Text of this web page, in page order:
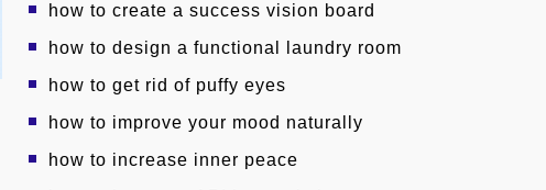
how to create a success vision board
how to design a functional laundry room
how to get rid of puffy eyes
how to improve your mood naturally
how to increase inner peace